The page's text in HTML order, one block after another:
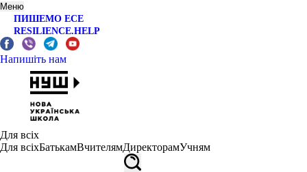
Меню
ПИШЕМО ЕСЕ
RESILIENCE.HELP
Напишіть нам
Для всіх
Для всіхБатькамВчителямДиректорамУчням